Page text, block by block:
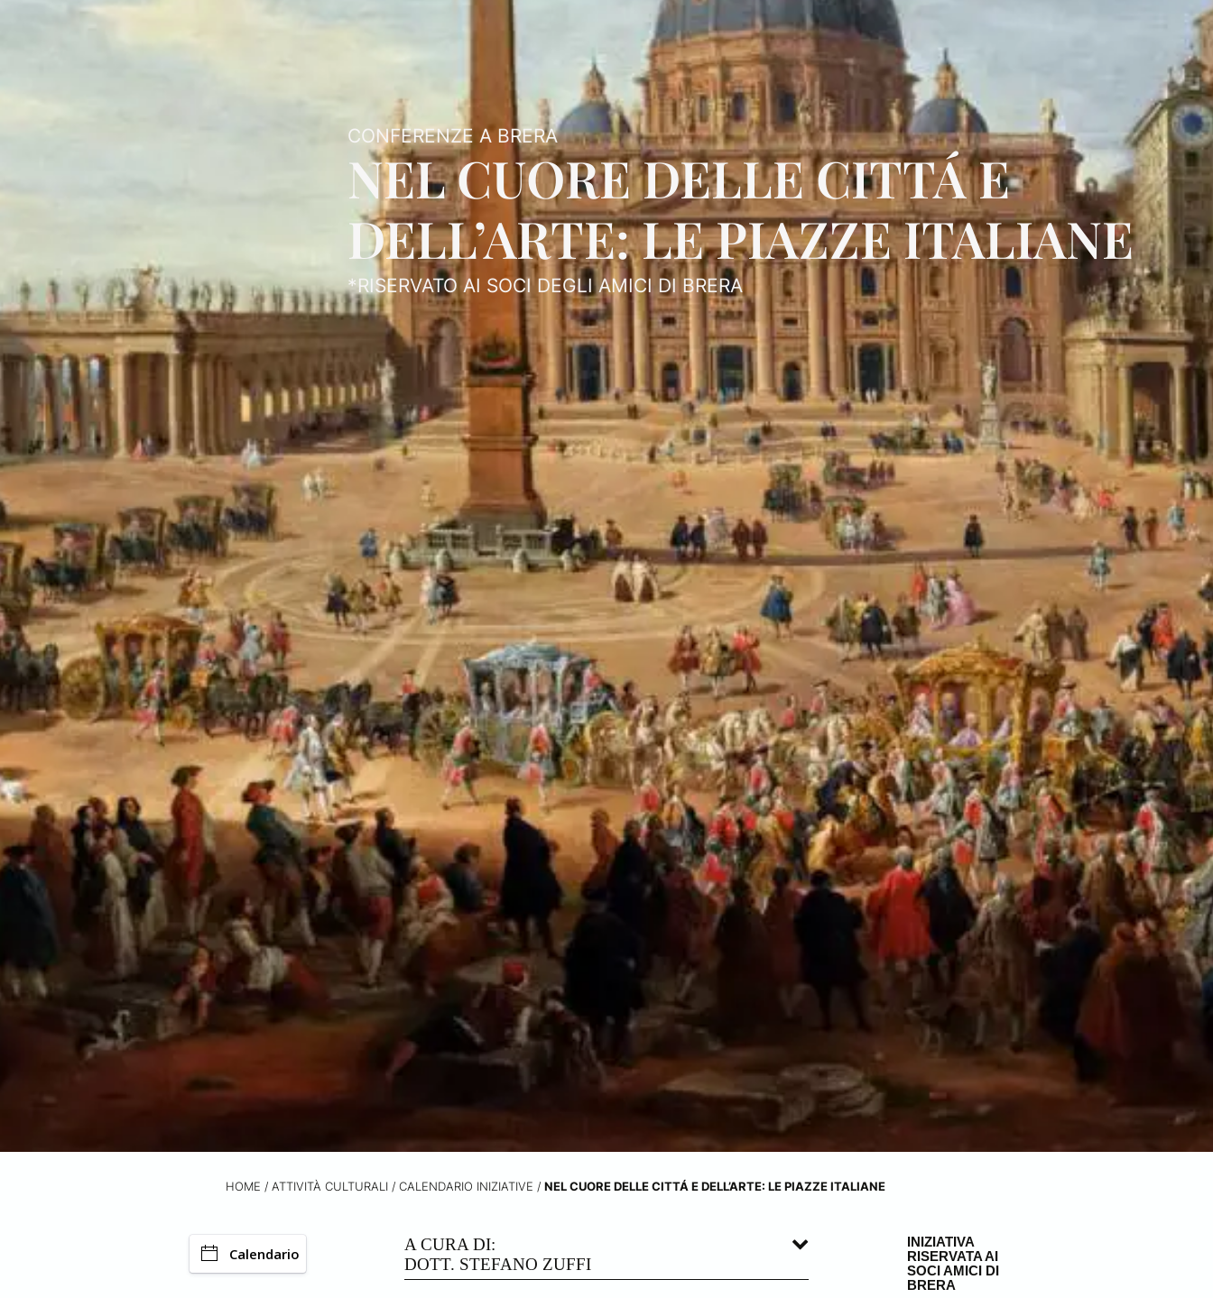
CONFERENZE A BRERA
NEL CUORE DELLE CITTÁ E
DELL’ARTE: LE PIAZZE ITALIANE
*RISERVATO AI SOCI DEGLI AMICI DI BRERA
HOME / ATTIVITÀ CULTURALI / CALENDARIO INIZIATIVE / NEL CUORE DELLE CITTÁ E DELL’ARTE: LE PIAZZE ITALIANE
Calendario
A CURA DI:
DOTT. STEFANO ZUFFI
INIZIATIVA
RISERVATA AI
SOCI AMICI DI
BRERA